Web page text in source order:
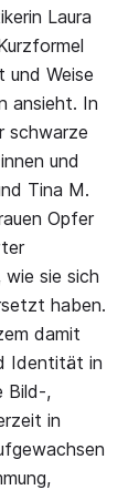
Laura
und Weise
ansieht. In
schwarze
und
Tina M.
Opfer
sie sich
haben.
damit
Identität in
Bild-,
in